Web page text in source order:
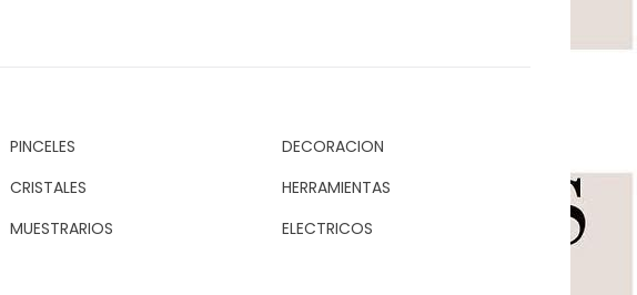
PINCELES
DECORACION
CRISTALES
HERRAMIENTAS
MUESTRARIOS ELECTRICOS